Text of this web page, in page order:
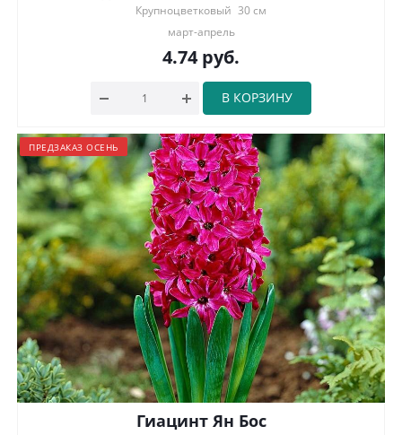
Крупноцветковый 30 см
март-апрель
4.74руб.
В КОРЗИНУ
ПРЕДЗАКАЗ ОСЕНЬ
Гиацинт Ян Бос